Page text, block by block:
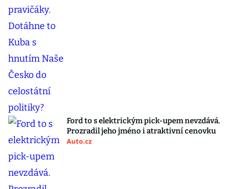
Ford to s elektrickým pick-upem nevzdává.
Prozradil jeho jméno i atraktivní cenovku
Auto.cz